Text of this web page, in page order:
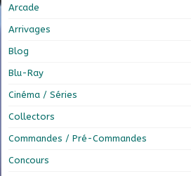
Arcade
Arrivages
Blog
Blu-Ray
Cinéma / Séries
Collectors
Commandes / Pré-Commandes
Concours